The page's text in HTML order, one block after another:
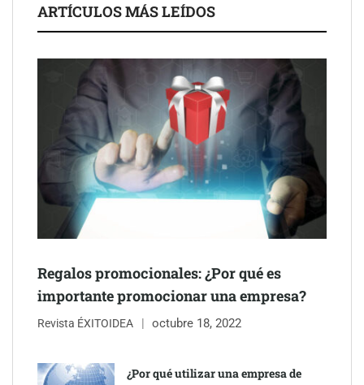
Schaeffler mejora su rentabilidad en el primer semestre de 2026
NOVA: innovación y diseño que transforman espacios de la
mano de Tormo Franquicias
ARTÍCULOS MÁS LEÍDOS
Regalos promocionales: ¿Por qué es
importante promocionar una empresa?
Revista ÉXITOIDEA octubre 18, 2022
¿Por qué utilizar una empresa de